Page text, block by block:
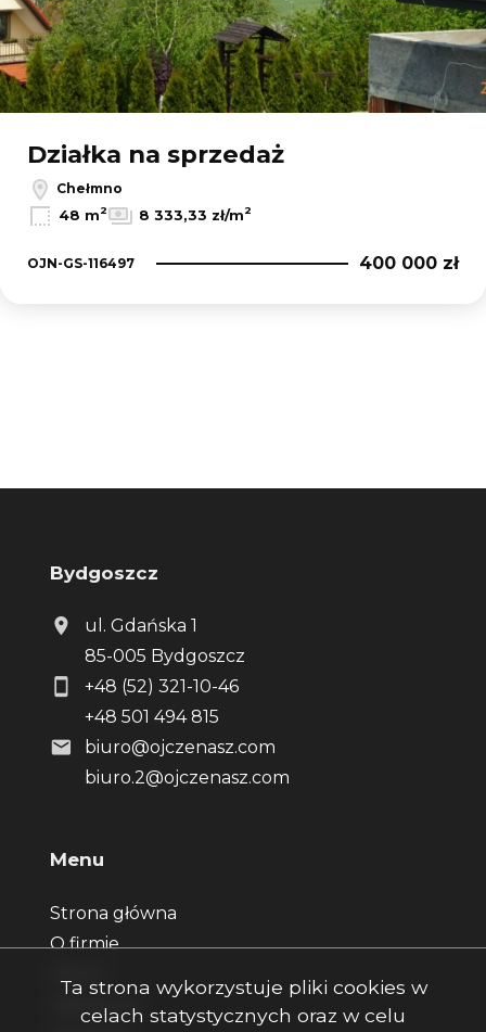
Działka na sprzedaż
Chełmno
48 m2 8 333,33 zł/m2
OJN-GS-116497 400 000 zł
Bydgoszcz
ul. Gdańska 1
85-005 Bydgoszcz
+48 (52) 321-10-46
+48 501 494 815
biuro@ojczenasz.com
biuro.2@ojczenasz.com
Menu
Strona główna
O firmie
Zgłoszenia
Ta strona wykorzystuje pliki cookies w
celach statystycznych oraz w celu